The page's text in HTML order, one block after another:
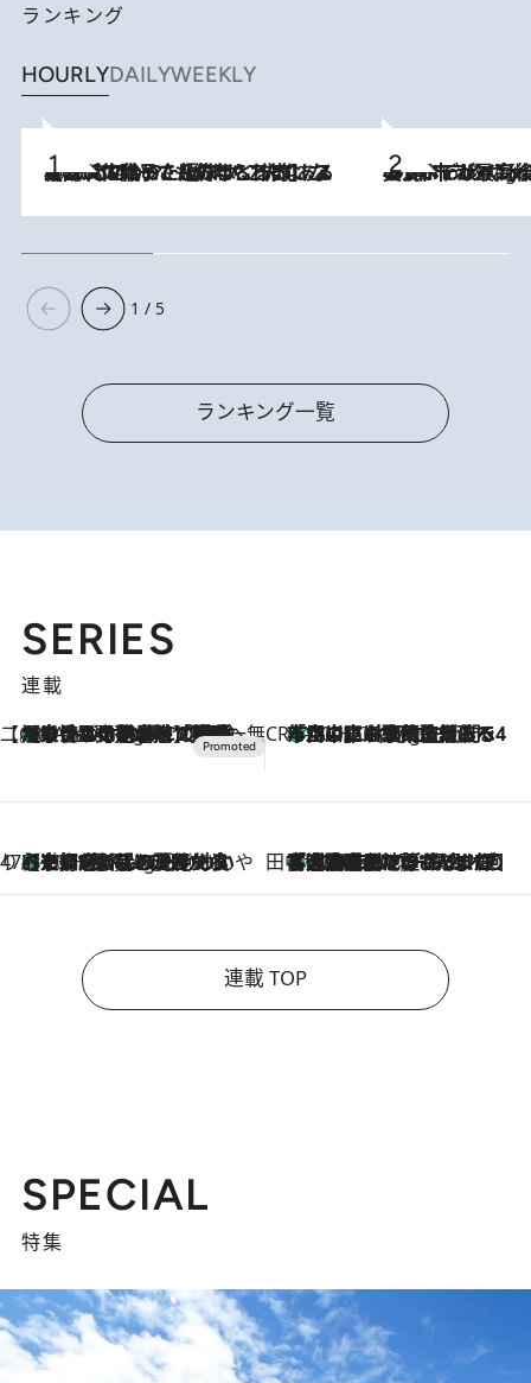
ランキング
HOURLYDAILYWEEKLY
2026.8.5
【阿川佐和子さんの年とる力】なぜ70代で始めた趣味は“こんなに楽しい”のか？ ピアノ、俳句…スランプに陥っても続けられる“ある秘訣”とは 10 Hours Ago
美食、デザイン、ホスピタリティのすべてが最高峰！ ノルウェー第4の都市スタヴァンゲルの
1 / 5
ランキング一覧
SERIES
連載
【CREA×星野リゾート】唯一無二。癒しと発見が待つ場所へ
8 Hours Ago
【トンボの足水浴】ヒノキの香りに包まれて涼感マックス！約13℃の湧水かけ流しを避暑地「星野温泉 トンボの湯」で体験 CREA'S CHOICE
10 Hours Ago
「立川にも歌舞伎があるんだよ」 片岡仁左衛門・市川中車ら豪華座組みで4年目の立川立飛歌舞伎へ
47都道府県の手みやげ ひんやりスイーツで夏を満喫
10 Hours Ago
【京都府】この夏絶対食べたい 冷やしておいしいおやつ3選 ひと口目から心を掴む新緑のテリーヌ 田中稲の勝手に再ブーム
2026.8.7
「湘南乃風に憧れて」観客大盛上がりの“タオル回し”に、ラッパー顔負けの高速歌唱まで…さだまさし（74）のアグレッシブすぎる現在地
連載 TOP
SPECIAL
特集